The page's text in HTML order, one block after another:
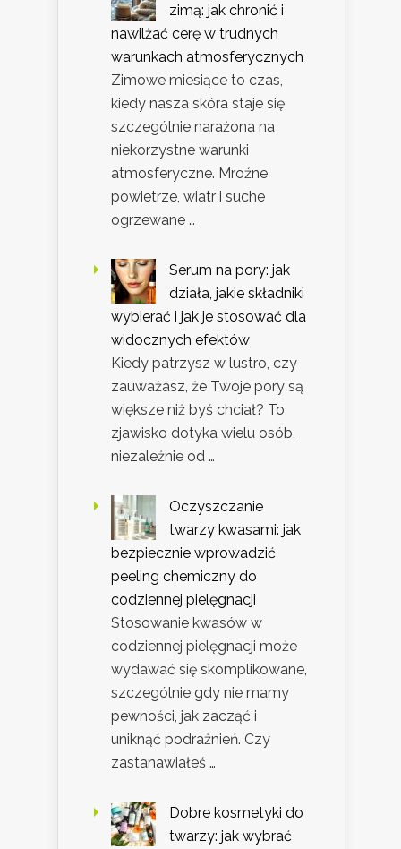
zimą: jak chronić i
nawilżać cerę w trudnych
warunkach atmosferycznych
Zimowe miesiące to czas,
kiedy nasza skóra staje się
szczególnie narażona na
niekorzystne warunki
atmosferyczne. Mroźne
powietrze, wiatr i suche
ogrzewane …
Serum na pory: jak
działa, jakie składniki
wybierać i jak je stosować dla
widocznych efektów
Kiedy patrzysz w lustro, czy
zauważasz, że Twoje pory są
większe niż byś chciał? To
zjawisko dotyka wielu osób,
niezależnie od …
Oczyszczanie
twarzy kwasami: jak
bezpiecznie wprowadzić
peeling chemiczny do
codziennej pielęgnacji
Stosowanie kwasów w
codziennej pielęgnacji może
wydawać się skomplikowane,
szczególnie gdy nie mamy
pewności, jak zacząć i
uniknąć podrażnień. Czy
zastanawiałeś …
Dobre kosmetyki do
twarzy: jak wybrać